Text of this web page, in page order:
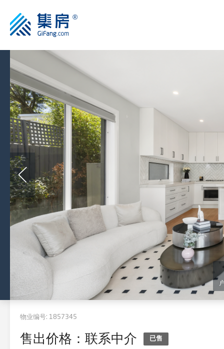
物业编号: 1857345
售出价格：联系中介 已售